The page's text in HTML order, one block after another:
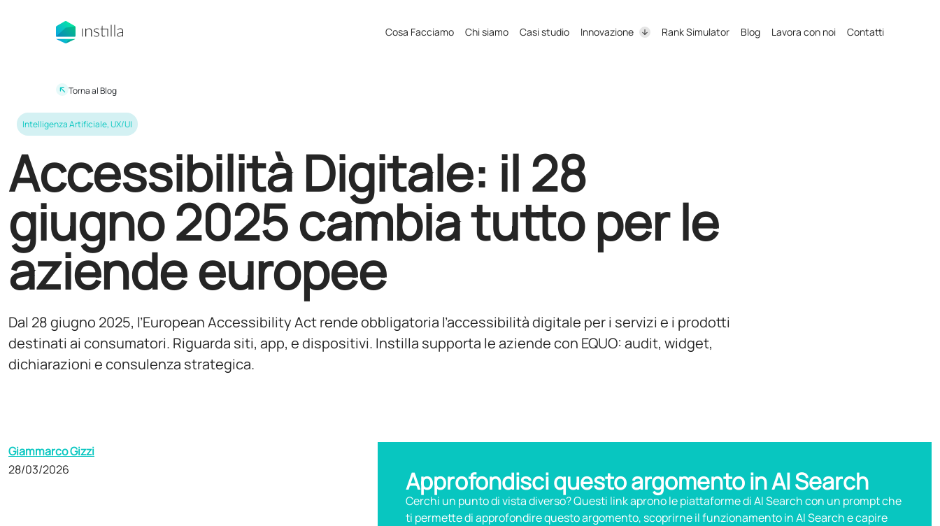
Cosa Facciamo Chi siamo Casi studio Innovazione Rank Simulator Blog Lavora con noi Contatti
Torna al Blog
Intelligenza Artificiale,UX/UI
Accessibilità Digitale: il 28
giugno 2025 cambia tutto per le
aziende europee
Dal 28 giugno 2025, l’European Accessibility Act rende obbligatoria l’accessibilità digitale per i servizi e i prodotti
destinati ai consumatori. Riguarda siti, app, e dispositivi. Instilla supporta le aziende con EQUO: audit, widget,
dichiarazioni e consulenza strategica.
Giammarco Gizzi
28/03/2026
Approfondisci questo argomento in AI Search
Cerchi un punto di vista diverso? Questi link aprono le piattaforme di AI Search con un prompt che
ti permette di approfondire questo argomento, scoprirne il funzionamento in AI Search e capire